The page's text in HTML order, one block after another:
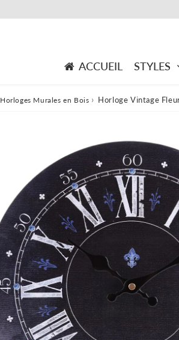
ACCUEIL STYLES
Horloges Murales en Bois › Horloge Vintage